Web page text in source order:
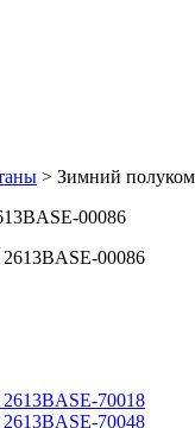
> Зимний
00086